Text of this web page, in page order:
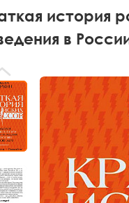
история
в